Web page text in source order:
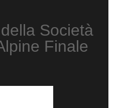
Società
Finale